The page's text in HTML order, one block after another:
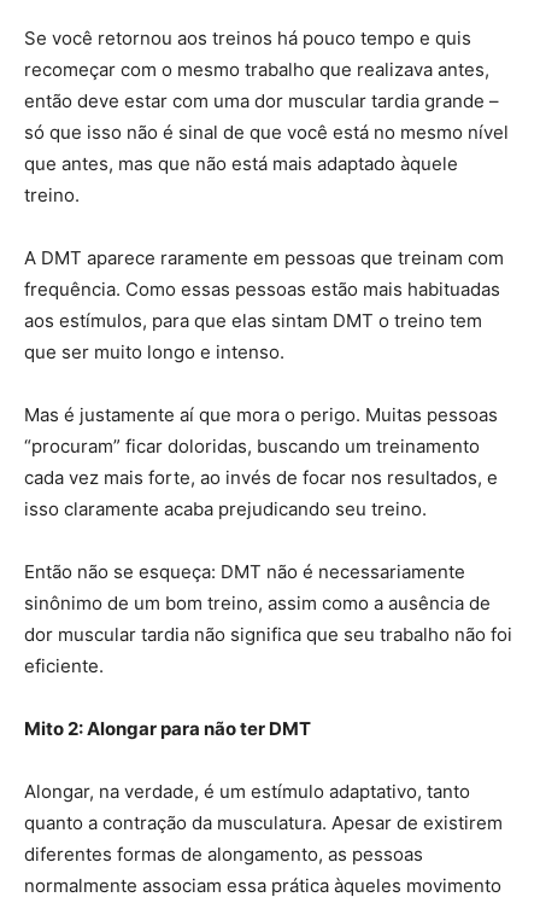
Se você retornou aos treinos há pouco tempo e quis
recomeçar com o mesmo trabalho que realizava antes,
então deve estar com uma dor muscular tardia grande –
só que isso não é sinal de que você está no mesmo nível
que antes, mas que não está mais adaptado àquele
treino.
A DMT aparece raramente em pessoas que treinam com
frequência. Como essas pessoas estão mais habituadas
aos estímulos, para que elas sintam DMT o treino tem
que ser muito longo e intenso.
Mas é justamente aí que mora o perigo. Muitas pessoas
“procuram” ficar doloridas, buscando um treinamento
cada vez mais forte, ao invés de focar nos resultados, e
isso claramente acaba prejudicando seu treino.
Então não se esqueça: DMT não é necessariamente
sinônimo de um bom treino, assim como a ausência de
dor muscular tardia não significa que seu trabalho não foi
eficiente.
Mito 2: Alongar para não ter DMT
Alongar, na verdade, é um estímulo adaptativo, tanto
quanto a contração da musculatura. Apesar de existirem
diferentes formas de alongamento, as pessoas
normalmente associam essa prática àqueles movimento